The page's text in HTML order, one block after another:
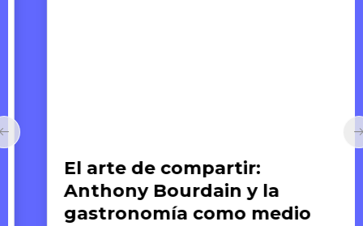
El arte de compartir:
Anthony Bourdain y la
gastronomía como medio